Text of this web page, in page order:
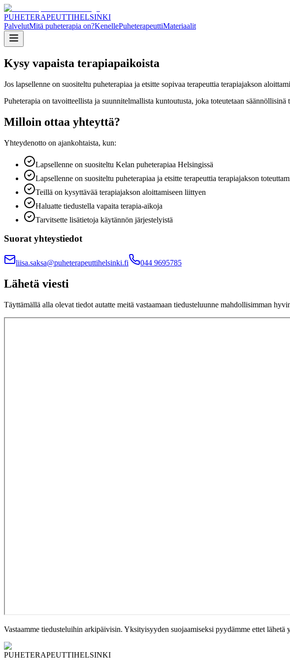
PUHETERAPEUTTIHELSINKI
PalvelutMitä puheterapia on?KenellePuheterapeuttiMateriaalit
Kysy vapaista terapiapaikoista
Jos lapsellenne on suositeltu puheterapiaa ja etsitte sopivaa terapeuttia terapiajakson
Puheterapia on tavoitteellista ja suunnitelmallista kuntoutusta, joka toteutetaan
Milloin ottaa yhteyttä?
Yhteydenotto on ajankohtaista, kun:
Lapsellenne on suositeltu Kelan puheterapiaa Helsingissä
Lapsellenne on suositeltu puheterapiaa ja etsitte terapeuttia terapiajakson
Teillä on kysyttävää terapiajakson aloittamiseen liittyen
Haluatte tiedustella vapaita terapia-aikoja
Tarvitsette lisätietoja käytännön järjestelyistä
Suorat yhteystiedot
liisa.saksa@puheterapeuttihelsinki.fi 044 9695785
Lähetä viesti
Täyttämällä alla olevat tiedot autatte meitä vastaamaan tiedusteluunne mahdollisimman
Vastaamme tiedusteluihin arkipäivisin. Yksityisyyden suojaamiseksi pyydämme ettet
PUHETERAPEUTTIHELSINKI